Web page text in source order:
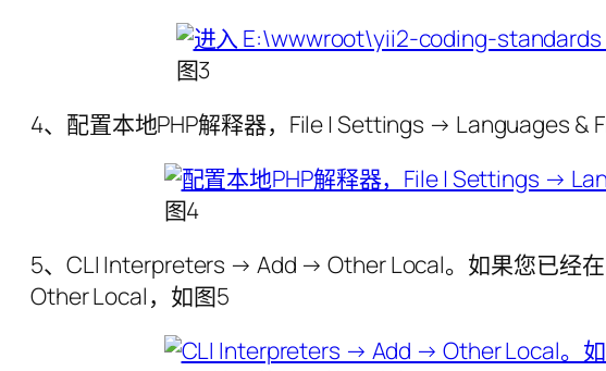
图3
4、配置本地PHP解释器，File | Settings → Languages
图4
5、CLI Interpreters → Add → Other Local。如果您已经
Other Local，如图5